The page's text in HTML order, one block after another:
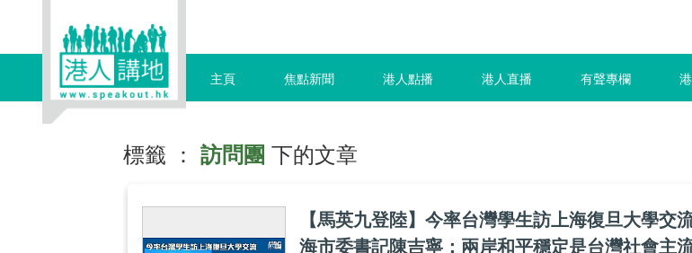
主頁 焦點新聞 港人點播 港人直播 有聲專欄
標籤 ： 訪問團 下的文章
【馬英九登陸】今率台灣學生訪上海復旦大學交
海市委書記陳吉寧：兩岸和平穩定是台灣社會主